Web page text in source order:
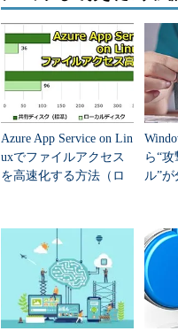
次に、Berkeley DBの設定
（*.bdbファイル）とトラ
す。ここでは、「
「set_data_dir」ディレク
したディレクトリそのも
続くdb_hotbackupコマンド
ンストールされていると仮
らデータファイルとトラ
タを書き戻し、不要とな
補足：Berkeley DBは、障害から
ザクションログファイルに先行書
みに記録された更新情報を本来の
Azure App Service on Lin
uxでファイルアクセス
を高速化する方法（ロ
ら“
ル”